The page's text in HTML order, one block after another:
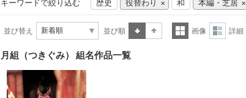
キーワードで絞り込む 歴史 役替わり 和 本編・芝居
並び替え
並び順
画像
詳細
月組（つきぐみ） 組名作品一覧